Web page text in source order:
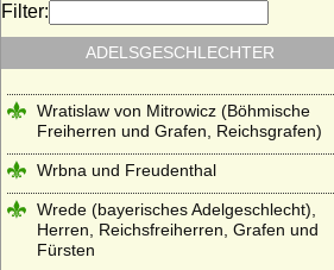
Filter:
ADELSGESCHLECHTER
Wolff-Metternich
Wrangel (Herren, Freiherren und Grafen
von Wrangel)
Wratislaw von Mitrowicz (Böhmische
Freiherren und Grafen, Reichsgrafen)
Wrbna und Freudenthal
Wrede (bayerisches Adelgeschlecht),
Herren, Reichsfreiherren, Grafen und
Fürsten